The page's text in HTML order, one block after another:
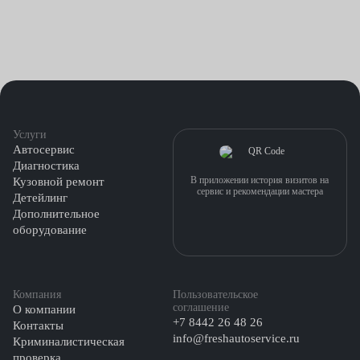
Услуги
Автосервис
Диагностика
Кузовной ремонт
Детейлинг
Дополнительное
оборудование
Компания
О компании
Контакты
Криминалистическая
Пользовательское
соглашение
+7 8442 26 48 26
info@freshautoservice.ru
В приложении история визитов на
сервис и рекомендации мастера